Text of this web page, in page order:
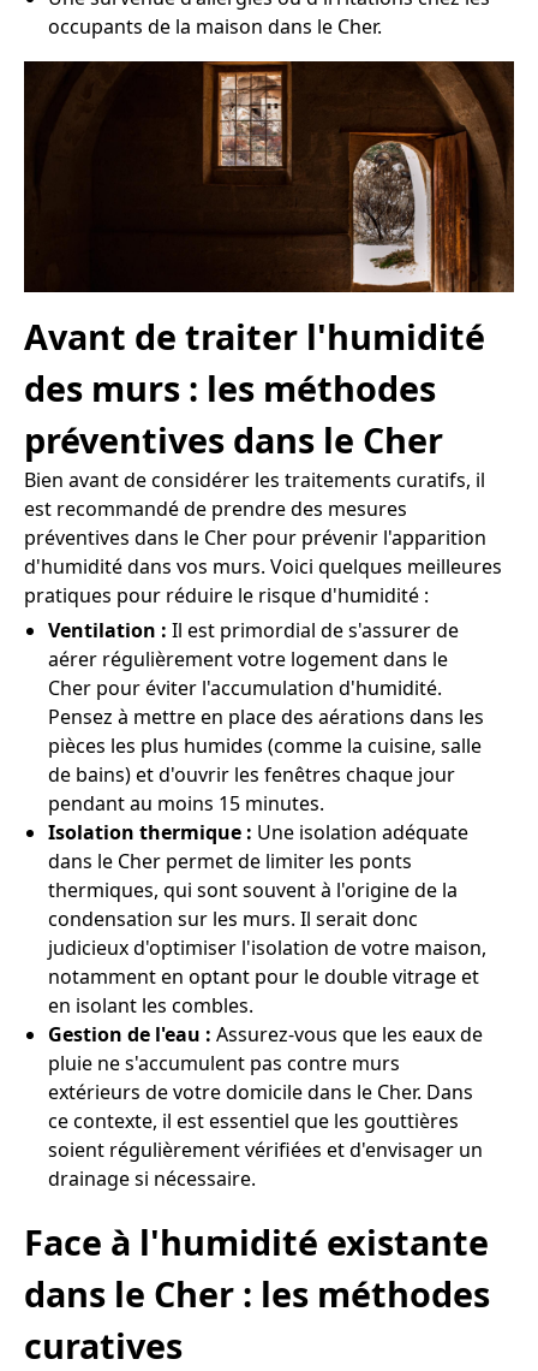
occupants de la maison dans le Cher.
Avant de traiter l'humidité
des murs : les méthodes
préventives dans le Cher
Bien avant de considérer les traitements curatifs, il
est recommandé de prendre des mesures
préventives dans le Cher pour prévenir l'apparition
d'humidité dans vos murs. Voici quelques meilleures
pratiques pour réduire le risque d'humidité :
Ventilation : Il est primordial de s'assurer de
aérer régulièrement votre logement dans le
Cher pour éviter l'accumulation d'humidité.
Pensez à mettre en place des aérations dans les
pièces les plus humides (comme la cuisine, salle
de bains) et d'ouvrir les fenêtres chaque jour
pendant au moins 15 minutes.
Isolation thermique : Une isolation adéquate
dans le Cher permet de limiter les ponts
thermiques, qui sont souvent à l'origine de la
condensation sur les murs. Il serait donc
judicieux d'optimiser l'isolation de votre maison,
notamment en optant pour le double vitrage et
en isolant les combles.
Gestion de l'eau : Assurez-vous que les eaux de
pluie ne s'accumulent pas contre murs
extérieurs de votre domicile dans le Cher. Dans
ce contexte, il est essentiel que les gouttières
soient régulièrement vérifiées et d'envisager un
drainage si nécessaire.
Face à l'humidité existante
dans le Cher : les méthodes
curatives